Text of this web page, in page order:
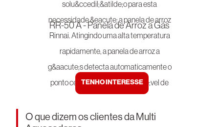
RR-50 A - Panela de Arroz a Gás
TENHO INTERESSE
O que dizem os clientes da Multi